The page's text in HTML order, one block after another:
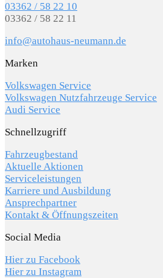
03362 / 58 22 10
03362 / 58 22 11
info@autohaus-neumann.de
Marken
Volkswagen Service
Volkswagen Nutzfahrzeuge Service
Audi Service
Schnellzugriff
Fahrzeugbestand
Aktuelle Aktionen
Serviceleistungen
Karriere und Ausbildung
Ansprechpartner
Kontakt & Öffnungszeiten
Social Media
Hier zu Facebook
Hier zu Instagram